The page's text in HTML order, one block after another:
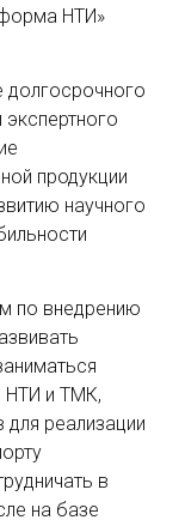
НТИ»
долгосрочного
продукции
научного
по внедрению
НТИ и ТМК,
реализации
в
на базе